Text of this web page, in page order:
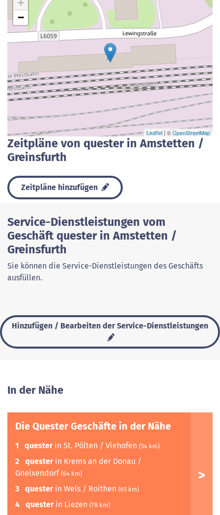
+
−
Leaflet | ©OpenStreetMap
Zeitpläne von quester in Amstetten /
Greinsfurth
Zeitpläne hinzufügen
Service-Dienstleistungen vom
Geschäft quester in Amstetten /
Greinsfurth
Sie können die Service-Dienstleistungen des Geschäfts
ausfüllen.
Hinzufügen / Bearbeiten der Service-Dienstleistungen
In der Nähe
Die Quester Geschäfte in der Nähe
1 questerin St. Pölten / Viehofen (54 km)
2 questerin Krems an der Donau /
Gneixendorf (64 km)
3 questerin Wels / Roithen (65 km)
4 questerin Liezen (78 km)